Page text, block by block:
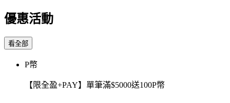
優惠活動
看全部
P幣
【限全盈+PAY】單筆滿$5000送100P幣